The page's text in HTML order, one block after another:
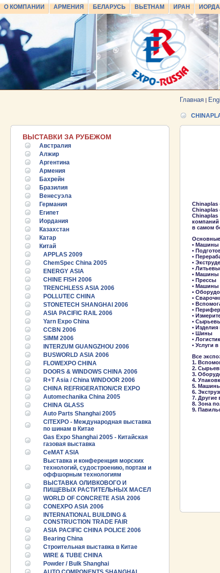
О КОМПАНИИ АРМЕНИЯ БЕЛАРУСЬ ВЬЕТНАМ ИРАН
Главная |
ВЫСТАВКИ ЗА РУБЕЖОМ
Австралия
Алжир
Аргентина
Армения
Бахрейн
Бразилия
Венесуэла
Германия
Египет
Иордания
Казахстан
Катар
Китай
APPLAS 2009
ChemSpec China 2005
ENERGY ASIA
CHINE FISH 2006
TRENCHLESS ASIA 2006
POLLUTEC CHINA
STONETECH SHANGHAI 2006
ASIA PACIFIC RAIL 2006
Yarn Expo China
CCBN 2006
SIMM 2006
INTERZUM GUANGZHOU 2006
BUSWORLD ASIA 2006
FLOWEXPO CHINA
DOORS & WINDOWS CHINA 2006
R+T Asia / China WINDOOR 2006
CHINA REFRIGERATION/CR EXPO
Automechanika China 2005
CHINA GLASS
Auto Parts Shanghai 2005
CITEXPO - Международная выставка
по шинам в Китае
Gas Expo Shanghai 2005 - Китайская
газовая выставка
CeMAT ASIA
Выставка и конференция морских
технологий, судостроению, портам и
оффшорным технологиям
ВЫСТАВКА ОЛИВКОВОГО И
ПИЩЕВЫХ РАСТИТЕЛЬНЫХ МАСЕЛ
WORLD OF CONCRETE ASIA 2006
CONEXPO ASIA 2006
INTERNATIONAL BUILDING &
CONSTRUCTION TRADE FAIR
ASIA PACIFIC CHINA POLICE 2006
Bearing China
Строительная выставка в Китае
WIRE & TUBE CHINA
Powder / Bulk Shanghai
Chinaplas
Chinaplas
Chinaplas
компаний
в самом
• Машины
•
•
•
•
• Машины
• Прессы
• Машины
•
•
•
•
•
•
• Изделия
• Шины
•
• Услуги
Все
1.
2.
3.
4.
5.
6.
7.
8. Зона
9.